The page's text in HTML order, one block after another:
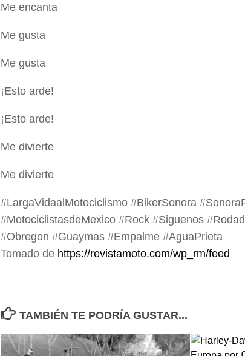
Me encanta
Me gusta
Me gusta
¡Esto arde!
¡Esto arde!
Me divierte
Me divierte
#LargaVidaalMotociclismo #BikerSonora
#MotociclistasdeMexico #Rock #Siguenos
#Obregon #Guaymas #Empalme #AguaPrieta
Tomado de https://revistamoto.com/wp_rm/feed
TAMBIÉN TE PODRÍA GUSTAR...